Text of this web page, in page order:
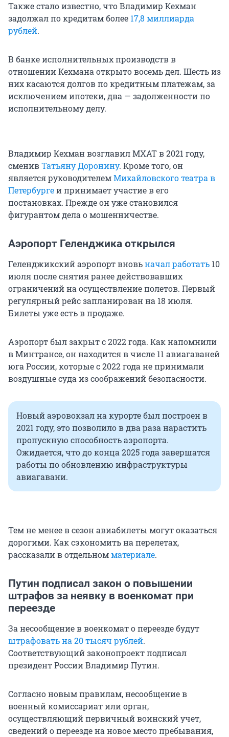
Также стало известно, что Владимир Кехман
задолжал по кредитам более 17,8 миллиарда
рублей.
В банке исполнительных производств в
отношении Кехмана открыто восемь дел. Шесть из
них касаются долгов по кредитным платежам, за
исключением ипотеки, два — задолженности по
исполнительному делу.
Владимир Кехман возглавил МХАТ в 2021 году,
сменивТатьяну Доронину. Кроме того, он
является руководителемМихайловского театра в
Петербургеи принимает участие в его
постановках. Прежде он уже становился
фигурантом дела о мошенничестве.
Аэропорт Геленджика открылся
Геленджикский аэропорт вновьначал работать 10
июля после снятия ранее действовавших
ограничений на осуществление полетов. Первый
регулярный рейс запланирован на 18 июля.
Билеты уже есть в продаже.
Аэропорт был закрыт с 2022 года. Как напомнили
в Минтрансе, он находится в числе 11 авиагаваней
юга России, которые с 2022 года не принимали
воздушные суда из соображений безопасности.
Новый аэровокзал на курорте был построен в
2021 году, это позволило в два раза нарастить
пропускную способность аэропорта.
Ожидается, что до конца 2025 года завершатся
работы по обновлению инфраструктуры
авиагавани.
Тем не менее в сезон авиабилеты могут оказаться
дорогими. Как сэкономить на перелетах,
рассказали в отдельномматериале.
Путин подписал закон о повышении
штрафов за неявку в военкомат при
переезде
За несообщение в военкомат о переезде будут
штрафовать на 20 тысяч рублей.
Соответствующий законопроект подписал
президент России Владимир Путин.
Согласно новым правилам, несообщение в
военный комиссариат или орган,
осуществляющий первичный воинский учет,
сведений о переезде на новое место пребывания,